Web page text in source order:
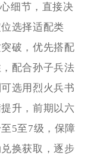
细节，直接决
选择适配类
破，优先搭配
配合孙子兵法
选用烈火兵书
升，前期以六
5至7级，保障
换获取，逐步